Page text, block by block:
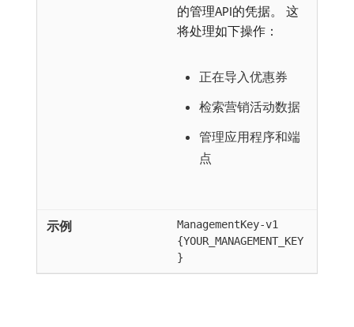
的管理API的凭据。 这
将处理如下操作：
正在导入优惠券
检索营销活动数据
管理应用程序和端
点
ManagementKey-v1
{YOUR_MANAGEMENT_KEY
}